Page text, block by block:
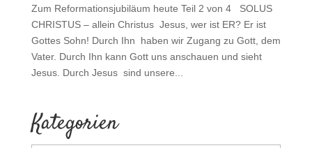
Zum Reformationsjubiläum heute Teil 2 von 4 SOLUS
CHRISTUS – allein Christus Jesus, wer ist ER? Er ist
Gottes Sohn! Durch Ihn haben wir Zugang zu Gott, dem
Vater. Durch Ihn kann Gott uns anschauen und sieht
Jesus. Durch Jesus sind unsere...
Kategorien